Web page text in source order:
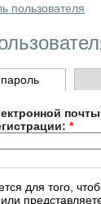
пользователя
*
для того,